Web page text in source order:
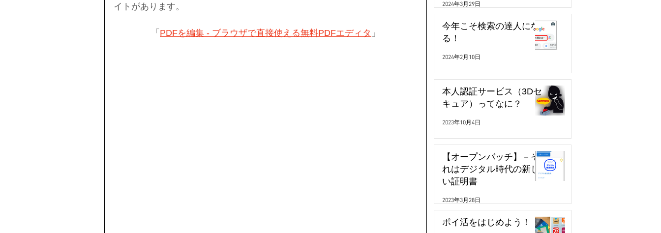
イトがあります。
「 PDFを編集 - ブラウザで直接使える無料PDFエディタ 」
2024年3月29日
今年こそ検索の達人にな
る！
2024年2月10日
本人認証サービス（3Dセ
キュア）ってなに？
2023年10月4日
【オープンバッチ】－そ
れはデジタル時代の新し
い証明書
2023年3月28日
ポイ活をはじめよう！